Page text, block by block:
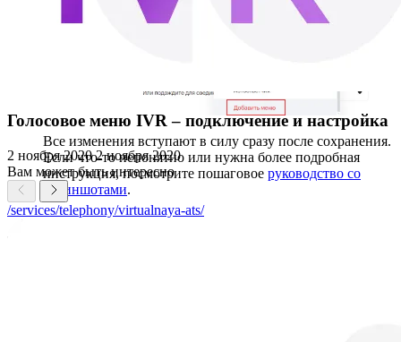
Все изменения вступают в силу сразу после сохранения.
Если что-то непонятно или нужна более подробная
инструкция, посмотрите пошаговое руководство со
скриншотами.
Голосовое меню IVR – подключение и настройка
2 ноября 20202 ноября 2020
Вам может быть интересно
/services/telephony/virtualnaya-ats/